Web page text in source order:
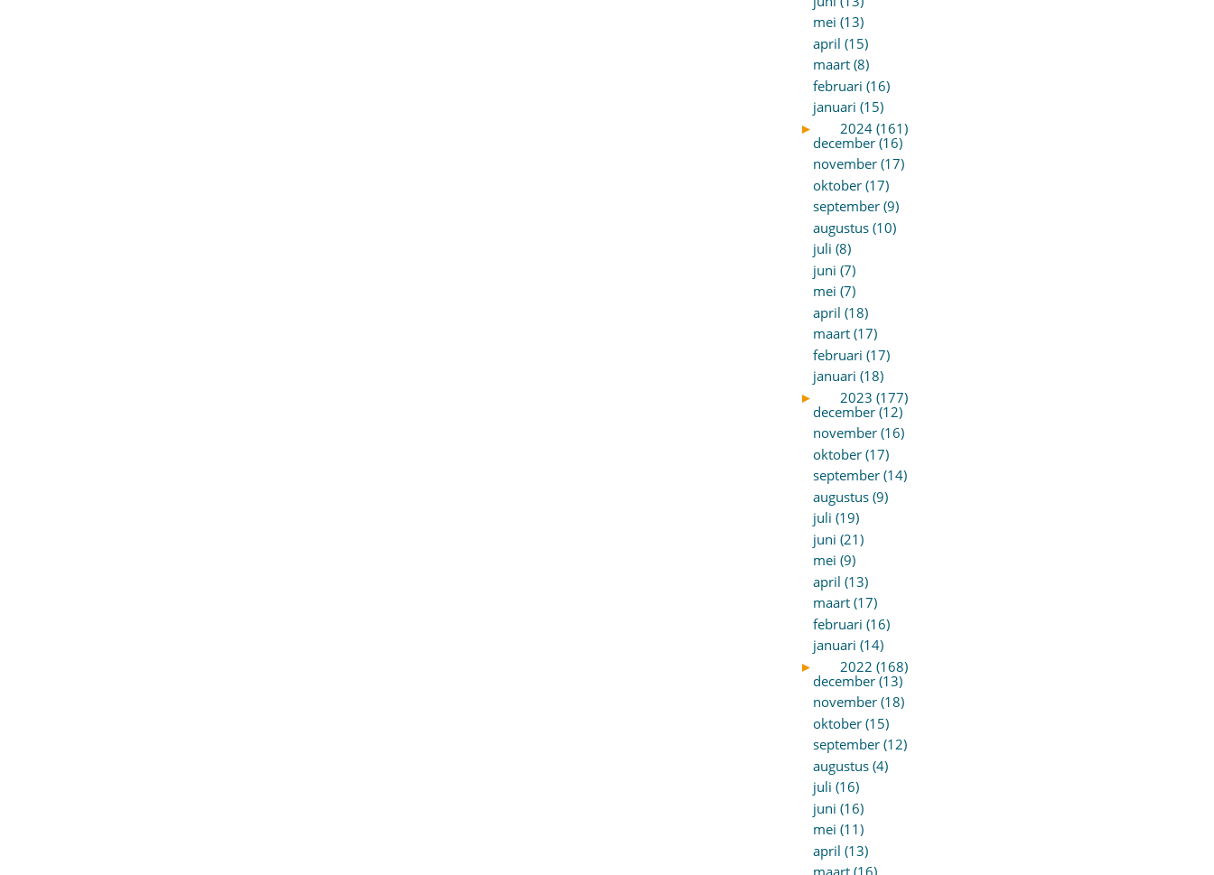
mei (13)
april (15)
maart (8)
februari (16)
januari (15)
►
2024 (161)
december (16)
november (17)
oktober (17)
september (9)
augustus (10)
juli (8)
juni (7)
mei (7)
april (18)
maart (17)
februari (17)
januari (18)
►
2023 (177)
december (12)
november (16)
oktober (17)
september (14)
augustus (9)
juli (19)
juni (21)
mei (9)
april (13)
maart (17)
februari (16)
januari (14)
►
2022 (168)
december (13)
november (18)
oktober (15)
september (12)
augustus (4)
juli (16)
juni (16)
mei (11)
april (13)
maart (16)